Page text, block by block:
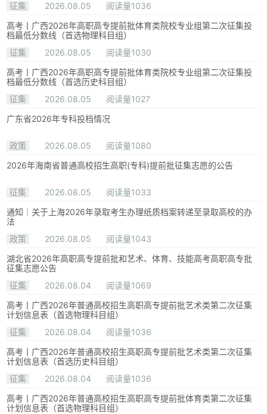
征集
2026.08.05
阅读量1036
高考丨广西2026年高职高专提前批体育类院校专业组第二次征集投
档最低分数线（首选物理科目组）
征集
2026.08.05
阅读量1030
高考丨广西2026年高职高专提前批体育类院校专业组第二次征集投
档最低分数线（首选历史科目组）
征集
2026.08.05
阅读量1027
广东省2026年专科投档情况
政策 2026.08.05
阅读量1080
2026年海南省普通高校招生高职(专科)提前批征集志愿的公告
征集 2026.08.05
阅读量1033
通知｜关于上海2026年录取考生办理纸质档案转递至录取高校的办
法
政策
2026.08.05
阅读量1043
湖北省2026年高职高专提前批和艺术、体育、技能高考高职高专批
征集志愿公告
征集
2026.08.04
阅读量1069
高考丨广西2026年普通高校招生高职高专提前批艺术类第二次征集
计划信息表（首选物理科目组）
征集
2026.08.04
阅读量1036
高考丨广西2026年普通高校招生高职高专提前批艺术类第二次征集
计划信息表（首选历史科目组）
征集
2026.08.04
阅读量1036
高考丨广西2026年普通高校招生高职高专提前批体育类第二次征集
计划信息表（首选物理科目组）